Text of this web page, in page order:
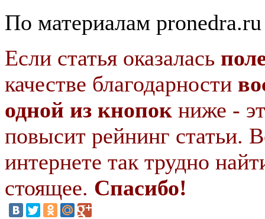
По материалам pronedra.ru
Если статья оказалась
качестве благодарности
одной из кнопок ниже -
повысит рейнинг статьи.
интернете так трудно
стоящее. Спасибо!